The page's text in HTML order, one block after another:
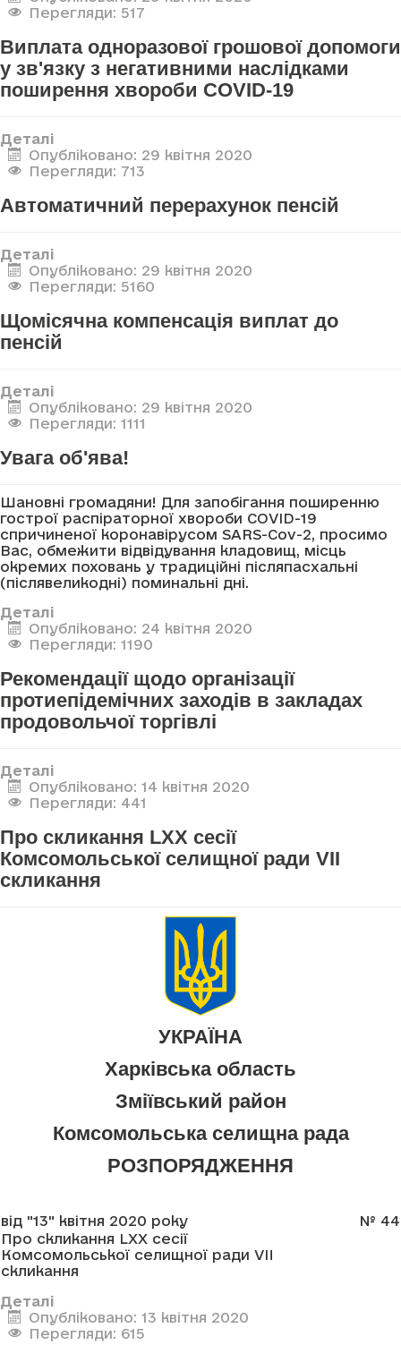
Перегляди: 517
Виплата одноразової грошової допомоги
у зв'язку з негативними наслідками
поширення хвороби COVID-19
Деталі
Опубліковано: 29 квітня 2020
Перегляди: 713
Автоматичний перерахунок пенсій
Деталі
Опубліковано: 29 квітня 2020
Перегляди: 5160
Щомісячна компенсація виплат до
пенсій
Деталі
Опубліковано: 29 квітня 2020
Перегляди: 1111
Увага об'ява!
Шановні громадяни! Для запобігання поширенню
гострої распіраторної хвороби COVID-19
спричиненої коронавірусом SARS-Cov-2, просимо
Вас, обмежити відвідування кладовищ, місць
окремих поховань у традиційні післяпасхальні
(післявеликодні) поминальні дні.
Деталі
Опубліковано: 24 квітня 2020
Перегляди: 1190
Рекомендації щодо організації
протиепідемічних заходів в закладах
продовольчої торгівлі
Деталі
Опубліковано: 14 квітня 2020
Перегляди: 441
Про скликання LXX сесії
Комсомольської селищної ради VII
скликання
УКРАЇНА
Харківська область
Зміївський район
Комсомольська селищна рада
РОЗПОРЯДЖЕННЯ
від "13" квітня 2020 року
№ 44
Про скликання LXX сесії
Комсомольської селищної ради VII
скликання
Деталі
Опубліковано: 13 квітня 2020
Перегляди: 615